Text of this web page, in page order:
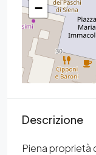
−
Descrizione
Piena proprietà